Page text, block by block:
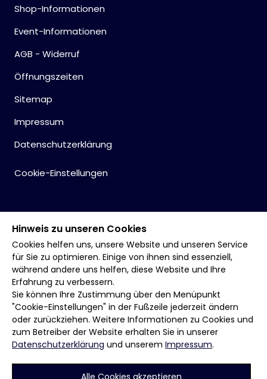
Shop-Informationen
Event-Informationen
AGB - Widerruf
Öffnungszeiten
Sitemap
Impressum
Datenschutzerklärung
Cookie-Einstellungen
Hinweis zu unseren Cookies
Cookies helfen uns, unsere Website und unseren Service
für Sie zu optimieren. Einige von ihnen sind essenziell,
während andere uns helfen, diese Website und Ihre
Erfahrung zu verbessern.
Sie können Ihre Zustimmung über den Menüpunkt
"Cookie-Einstellungen" in der Fußzeile jederzeit ändern
oder zurückziehen. Weitere Informationen zu Cookies und
zum Betreiber der Website erhalten Sie in unserer
Datenschutzerklärung und unserem Impressum.
Alle Cookies akzeptieren